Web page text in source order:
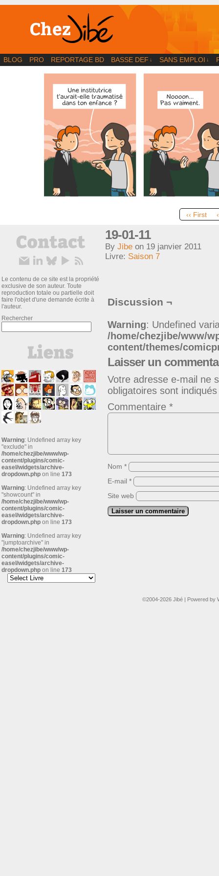
BD | Illustration | Blog
BLOG PRO REPORTAGE BD BASSE DEF ↓ SANS EMPLOI ↓
‹‹ First
Le contenu de ce site est la propriété
exclusive de son auteur. Toute
reproduction totale ou partielle doit
faire l'objet d'une demande écrite à
l'auteur.
Rechercher
Warning: Undefined array key
"exclude" in
/home/chezjibe/www/wp-
content/plugins/comic-
easel/widgets/archive-
dropdown.php on line 173
Warning: Undefined array key
"showcount" in
/home/chezjibe/www/wp-
content/plugins/comic-
easel/widgets/archive-
dropdown.php on line 173
Warning: Undefined array key
"jumptoarchive" in
/home/chezjibe/www/wp-
content/plugins/comic-
easel/widgets/archive-
dropdown.php on line 173
19-01-11
By Jibe on 19 janvier 2011
Livre: Saison 7
Discussion ¬
Warning: Undefined
/home/chezjibe/www/
content/themes/
Laisser un
Votre adresse e-mail ne
obligatoires sont
Commentaire *
Nom *
E-mail *
Site web
©2004-2026 Jibé | Powered by